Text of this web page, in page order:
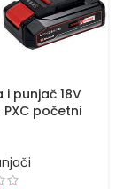
i punjač 18V
PXC početni